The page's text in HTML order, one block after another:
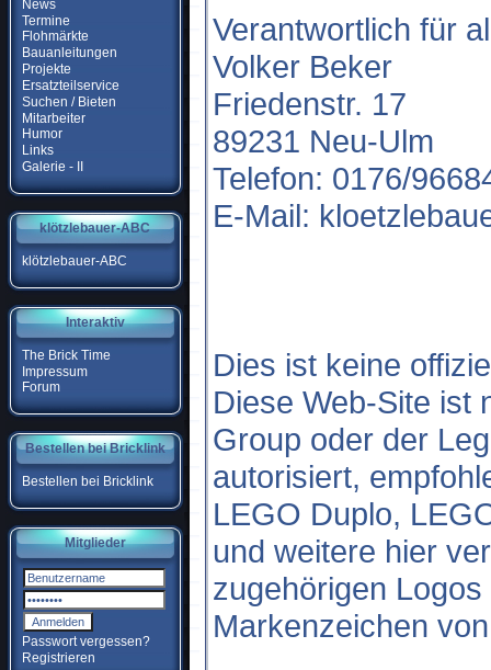
News
Termine
Flohmärkte
Bauanleitungen
Projekte
Ersatzteilservice
Suchen / Bieten
Mitarbeiter
Humor
Links
Galerie - II
klötzlebauer-ABC
klötzlebauer-ABC
Interaktiv
The Brick Time
Impressum
Forum
Bestellen bei Bricklink
Bestellen bei Bricklink
Mitglieder
Passwort vergessen?
Registrieren
Verantwortlich für
Volker Beker
Friedenstr. 17
89231 Neu-Ulm
Telefon: 0176/
E-Mail:
Dies ist keine
Diese Web-Site ist
Group oder der
autorisiert,
LEGO Duplo,
und weitere hier
zugehörigen
Markenzeichen